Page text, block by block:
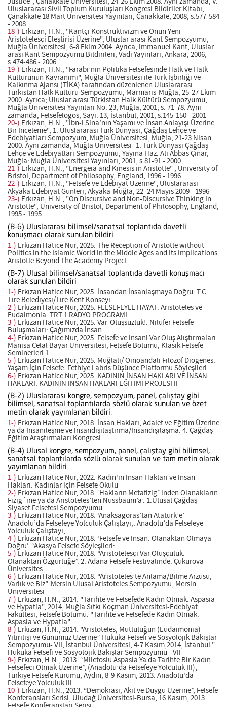
Uluslararası Sivil Toplum Kuruluşları Kongresi Bildiriler Kitabı,
Çanakkale 18 Mart Üniversitesi Yayınları, Çanakkale, 2008, s.577-584
- 2008
18-) Erkızan, H.N., "Kantçı Konstruktivizm ve Onun Yeni-
Aristotelesçi Eleştirisi Üzerine", Uluslar arası Kant Sempozyumu,
Muğla Üniversitesi, 6-8 Ekim 2004. Ayrıca, Immanuel Kant, Uluslar
arası Kant Sempozyumu Bildirileri, Vadi Yayınları, Ankara, 2006,
s.474-486 - 2006
19-) Erkızan, H.N., "Farabi’nin Politika Felsefesinde Halk ve Halk
Kültürünün Kavranımı", Muğla Üniversitesi ile Türk İşbirliği ve
Kalkınma Ajansı (TİKA) tarafından düzenlenen Uluslararası
Türkistan Halk Kültürü Sempozyumu, Marmaris-Muğla, 25-27 Ekim
2000. Ayrıca; Uluslar arası Türkistan Halk Kültürü Sempozyumu,
Muğla Üniversitesi Yayınları No: 23, Muğla, 2001, s. 71-78. Aynı
zamanda, Felsefelogos, Sayı: 13, İstanbul, 2001, s.145-150 - 2001
20-) Erkızan, H.N., "İbn-i Sina’nın Yaşamı ve İnsan Anlayışı Üzerine
Bir İnceleme", 1. Uluslararası Türk Dünyası, Çağdaş Lehçe ve
Edebiyatları Sempozyum, Muğla Üniversitesi, Muğla, 21-23 Nisan
2000. Aynı zamanda; Muğla Üniversitesi- 1. Türk Dünyası Çağdaş
Lehçe ve Edebiyatları Sempozyumu, Yayına Haz: Ali Abbas Çınar,
Muğla: Muğla Üniversitesi Yayınları, 2001, s.81-91 - 2000
21-) Erkızan, H.N., "Energeia and Kinesis in Aristotle" , University of
Bristol, Department of Philosophy, England, 1996 - 1996
22-) Erkızan, H.N., "Felsefe ve Edebiyat Üzerine", Uluslararası
Akyaka Edebiyat Günleri, Akyaka-Muğla, 22–24 Mayıs 2009 - 1996
23-) Erkızan, H.N., "On Discursive and Non-Discursive Thinking In
Aristotle", University of Bristol, Department of Philosophy, England,
1995 - 1995
(B-6) Uluslararası bilimsel/sanatsal toplantıda davetli
konuşmacı olarak sunulan bildiri
1-) Erkızan Hatice Nur, 2025. The Reception of Aristotle without
Politics in the Islamic World in the Middle Ages and Its Implications.
Aristotle Beyond The Academy Project
(B-7) Ulusal bilimsel/sanatsal toplantıda davetli konuşmacı
olarak sunulan bildiri
1-) Erkızan Hatice Nur, 2025. İnsandan İnsanlaşmaya Doğru. T.C.
Tire Belediyesi/Tire Kent Konseyi
2-) Erkızan Hatice Nur, 2025. FELSEFEYLE HAYAT: Aristoteles ve
Eudaimonia. TRT 1 RADYO PROGRAMI
3-) Erkızan Hatice Nur, 2025. Var-Oluşsuzluk!. Nilüfer Felsefe
Buluşmaları: Çağımızda İnsan
4-) Erkızan Hatice Nur, 2025. Felsefe ve İnsani Var Oluş Alıştırmaları.
Manisa Celal Bayar Üniversitesi, Felsefe Bölümü, Klasik Felsefe
Seminerleri 1
5-) Erkızan Hatice Nur, 2025. Muğlalı/ Oinoandalı Filozof Diogenes:
Yaşam İçin Felsefe. Fethiye Labris Düşünce Platformu Söyleşileri
6-) Erkızan Hatice Nur, 2025. KADININ İNSAN HAKLARI VE İNSAN
HAKLARI. KADININ İNSAN HAKLARI EĞİTİMİ PROJESİ II
(B-2) Uluslararası kongre, sempozyum, panel, çalıştay gibi
bilimsel, sanatsal toplantılarda sözlü olarak sunulan ve özet
metin olarak yayımlanan bildiri.
1-) Erkızan Hatice Nur, 2018. İnsan Hakları, Adalet ve Eğitim Üzerine
ya da İnsanileşme ve İnsandışılaştırma/İnsandışılaşma. 4. Çağdaş
Eğitim Araştırmaları Kongresi
(B-4) Ulusal kongre, sempozyum, panel, çalıştay gibi bilimsel,
sanatsal toplantılarda sözlü olarak sunulan ve tam metin olarak
yayımlanan bildiri
1-) Erkızan Hatice Nur, 2022. Kadın'ın İnsan Hakları ve İnsan
Hakları. Kadınlar için Felsefe Okulu
2-) Erkızan Hatice Nur, 2018. ‘Hakların Metafizigˆinden Olanakların
Fizigˆine ya da Aristoteles’ten Nussbaum’a’. 1.Ulusal Çağdaş
Siyaset Felsefesi Sempozyumu
3-) Erkızan Hatice Nur, 2018. ‘Anaksagoras’tan Atatürk’e’
Anadolu’da Felsefeye Yolculuk Çalıştayı,. Anadolu’da Felsefeye
Yolculuk Çalıştayı,
4-) Erkızan Hatice Nur, 2018. ‘Felsefe ve İnsan: Olanaktan Olmaya
Doğru’. “Akasya Felsefe Söyleşileri:
5-) Erkızan Hatice Nur, 2018. “Aristotelesçi Var Oluşçuluk:
Olanaktan Özgürlüğe”. 2. Adana Felsefe Festivalinde: Çukurova
Üniversites
6-) Erkızan Hatice Nur, 2018. “Aristoteles’te Anlama/Bilme Arzusu,
Varlık ve Biz”. Mersin Ulusal Aristoteles Sempozyumu, Mersin
Üniversitesi
7-) Erkızan, H.N., 2014. "Tarihte ve Felsefede Kadın Olmak: Aspasia
ve Hypatia", 2014, Muğla Sıtkı Koçman Üniversitesi-Edebiyat
Fakültesi, Felsefe Bölümü. "Tarihte ve Felsefede Kadın Olmak:
Aspasia ve Hypatia"
8-) Erkızan, H.N., 2014. "Aristoteles, Mutluluğun (Eudaimonia)
Yitirilişi ve Günümüz Üzerine” Hukuka Felsefi ve Sosyolojik Bakışlar
Sempozyumu- VII, İstanbul Üniversitesi, 4-7 Kasım,2014, İstanbul.".
Hukuka Felsefi ve Sosyolojik Bakışlar Sempozyumu - VII
9-) Erkızan, H.N., 2013. “Miletoslu Aspasia Ya da Tarihte Bir Kadın
Felsefeci Olmak Üzerine”, (Anadolu’da Felsefeye Yolculuk III),
Türkiye Felsefe Kurumu, Aydın, 8-9 Kasım, 2013. Anadolu'da
Felsefeye Yolculuk III
10-) Erkızan, H.N., 2013. “Demokrasi, Akıl ve Duygu Üzerine”, Felsefe
Konferansları Serisi, Uludağ Üniversitesi-Bursa, 16 Kasım, 2013.